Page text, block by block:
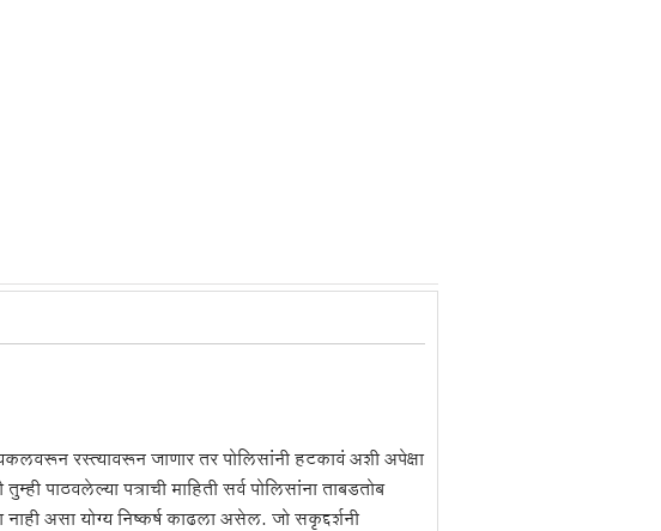
रस्त्यावरून जाणार तर पोलिसांनी हटकावं अशी अपेक्षा
पाठवलेल्या पत्राची माहिती सर्व पोलिसांना ताबडतोब
असा योग्य निष्कर्ष काढला असेल. जो सकृद्दर्शनी